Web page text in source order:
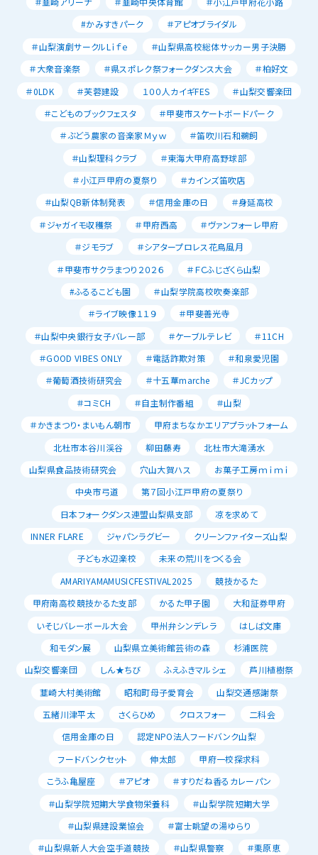
#かみすきパーク
＃アピオブライダル
＃山梨演劇サークルLｉｆｅ
＃山梨県高校総体サッカー男子決勝
＃大衆音楽祭
＃県スポレク祭フォークダンス大会
＃柏好文
＃0LDK
＃芙蓉建設 １００人カイギFES
＃山梨交響楽団
＃こどものブックフェスタ
＃甲斐市スケートボードパーク
＃ぶどう農家の音楽家Ｍｙｗ
＃笛吹川石和鵜飼
＃山梨理科クラブ
＃東海大甲府高野球部
＃小江戸甲府の夏祭り
＃カインズ笛吹店
＃山梨QB新体制発表
＃信用金庫の日
＃身延高校
＃ジャガイモ収穫祭
＃甲府西高
＃ヴァンフォーレ甲府
＃ジモラブ
＃シアタープロレス花鳥風月
＃甲斐市サクラまつり２０２６
＃ＦＣふじざくら山梨
#ふるるこども園
＃山梨学院高校吹奏楽部
＃ライブ映像１１９
＃甲斐善光寺
＃山梨中央銀行女子バレー部
＃ケーブルテレビ
＃11CH
＃GOOD VIBES ONLY
＃電話詐欺対策
＃和泉愛児園
＃葡萄酒技術研究会
＃十五華marche
＃JCカップ
＃コミCH
＃自主制作番組
＃山梨
＃かきまつり・まいもん朝市
甲府まちなかエリアプラットフォーム
北杜市本谷川渓谷
柳田藤寿
北杜市大滝湧水
山梨県食品技術研究会
穴山大賀ハス
お菓子工房ｍｉｍｉ
中央市弓道
第７回小江戸甲府の夏祭り
日本フォークダンス連盟山梨県支部
凉を求めて
INNER FLARE
ジャパンラグビー
クリーンファイターズ山梨
子ども水辺楽校
未来の荒川をつくる会
AMARIYAMAMUSICFESTIVAL2025
競技かるた
甲府南高校競技かるた支部
かるた甲子園
大和証券甲府
いそじバレーボール大会
甲州弁シンデレラ
はしば文庫
和モダン展
山梨県立美術館芸術の森
杉浦医院
山梨交響楽団
しん★ちび ふえふきマルシェ
芦川植樹祭
韮崎大村美術館
昭和町母子愛育会
山梨交通感謝祭
五緒川津平太
さくらひめ クロスフォー
二科会
信用金庫の日
認定NPO法人フードバンク山梨
フードバンクセット
伸太郎
甲府一校探求科
こうふ亀屋座
＃アピオ
＃すりだね香るカレーパン
＃山梨学院短期大学食物栄養科
＃山梨学院短期大学
＃山梨県建設業協会
＃富士眺望の湯ゆらり
＃山梨県新人大会空手道競技
＃山梨県警察
＃栗原恵